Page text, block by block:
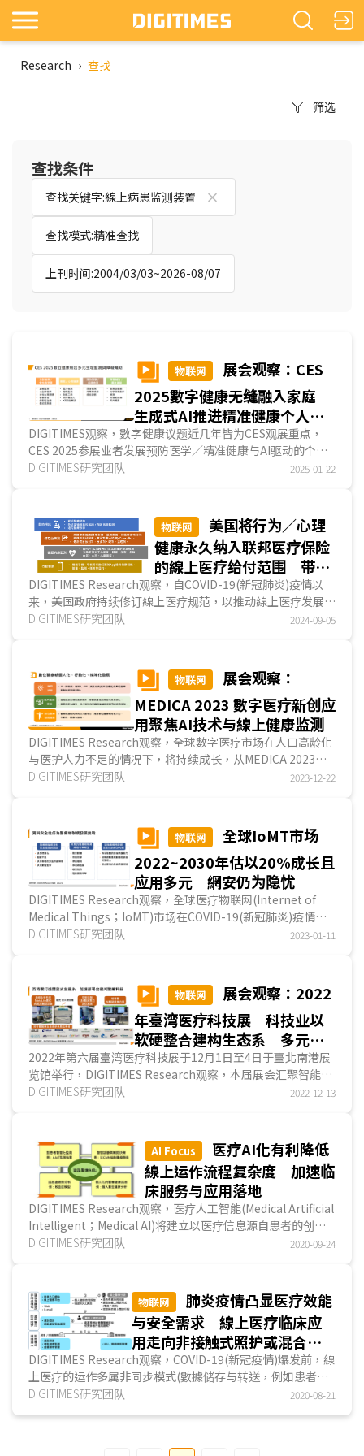
Research › 查找
筛选
查找条件
查找关键字:線上病患监测装置
查找模式:精准查找
上刊时间:2004/03/03~2026-08/07
物联网
展会观察：CES
2025數字健康无缝融入家庭
生成式AI推进精准健康个人化
服务
DIGITIMES观察，數字健康议题近几年皆为CES观展重点，
CES 2025参展业者发展预防医学／精准健康与AI驱动的个人
化指导产品／服务已成为趋势，全龄健康管理、心理.....
DIGITIMES研究团队 2025-01-22
物联网
美国将行为／心理
健康永久纳入联邦医疗保险
的線上医疗给付范围 带动
相关線上监测发展
DIGITIMES Research观察，自COVID-19(新冠肺炎)疫情以
来，美国政府持续修订線上医疗规范，以推动線上医疗发展，
如扩大联邦医疗保险(Medicare)的给付范围，放宽可使...
DIGITIMES研究团队 2024-09-05
物联网
展会观察：
MEDICA 2023 數字医疗新创应
用聚焦AI技术与線上健康监测
DIGITIMES Research观察，全球數字医疗市场在人口高龄化
与医护人力不足的情况下，将持续成长，从MEDICA 2023新
创大赛与展区可发现數字医疗创新应用多聚焦在AI技....
DIGITIMES研究团队 2023-12-22
物联网
全球IoMT市场
2022~2030年估以20%成长且
应用多元 網安仍为隐忧
DIGITIMES Research观察，全球医疗物联网(Internet of
Medical Things；IoMT)市场在COVID-19(新冠肺炎)疫情
后，随線上病患监测需求提高而愈趋蓬勃，且因应高龄...
DIGITIMES研究团队 2023-01-11
物联网
展会观察：2022
年臺湾医疗科技展 科技业以
软硬整合建构生态系 多元解
决方案助医疗數字转型
2022年第六届臺湾医疗科技展于12月1日至4日于臺北南港展
览馆举行，DIGITIMES Research观察，本届展会汇聚智能医
疗、精准医疗、全龄健康三大领域的标竿企业与新兴...
DIGITIMES研究团队 2022-12-13
AI Focus
医疗AI化有利降低
線上运作流程复杂度 加速临
床服务与应用落地
DIGITIMES Research观察，医疗人工智能(Medical Artificial
Intelligent；Medical AI)将建立以医疗信息源自患者的创新
線上医疗(Telehealth)模式，以应用于低风险患者指导系统、
DIGITIMES研究团队 2020-09-24
物联网
肺炎疫情凸显医疗效能
与安全需求 線上医疗临床应
用走向非接触式照护或混合式
架构
DIGITIMES Research观察，COVID-19(新冠疫情)爆发前，線
上医疗的运作多属非同步模式(數據储存与转送，例如患者入
口网站咨询服务、医生间的線上会诊)，疫情引发医疗负荷过
DIGITIMES研究团队 2020-08-21